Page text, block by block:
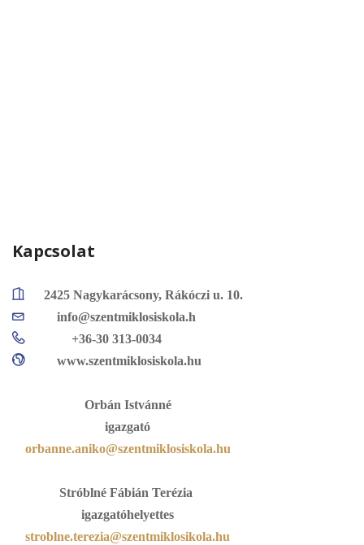
Kapcsolat
2425 Nagykarácsony, Rákóczi u. 10.
info@szentmiklosiskola.h
+36-30 313-0034
www.szentmiklosiskola.hu
Orbán Istvánné
igazgató
orbanne.aniko@szentmiklosiskola.hu
Stróblné Fábián Terézia
igazgatóhelyettes
stroblne.terezia@szentmiklosikola.hu